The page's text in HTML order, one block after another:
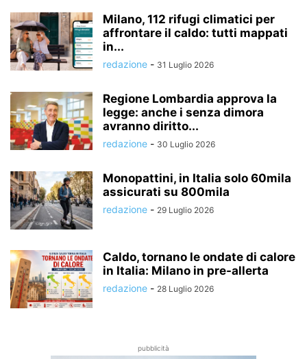
Milano, 112 rifugi climatici per
affrontare il caldo: tutti mappati
in...
redazione - 31 Luglio 2026
Regione Lombardia approva la
legge: anche i senza dimora
avranno diritto...
redazione - 30 Luglio 2026
Monopattini, in Italia solo 60mila
assicurati su 800mila
redazione - 29 Luglio 2026
Caldo, tornano le ondate di calore
in Italia: Milano in pre-allerta
redazione - 28 Luglio 2026
pubblicità